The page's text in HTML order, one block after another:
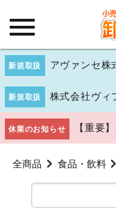
新規取扱 アヴァンセ株
新規取扱 株式会社ヴィ
休業のお知らせ 【重要
全商品 食品・飲料